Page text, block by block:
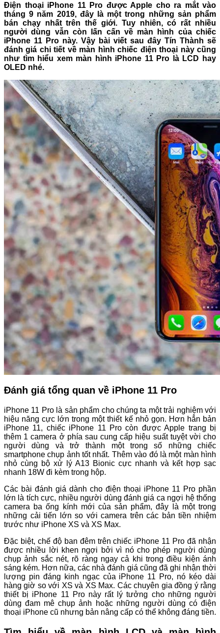
Điện thoại iPhone 11 Pro được Apple cho ra mắt vào
tháng 9 năm 2019, đây là một trong những sản phẩm
bán chạy nhất trên thế giới. Tuy nhiên, có rất nhiều
người dùng vẫn còn lấn cấn về màn hình của chiếc
iPhone 11 Pro này. Vậy bài viết sau đây Tín Thành sẽ
đánh giá chi tiết về màn hình chiếc điện thoại này cũng
như tìm hiểu xem màn hình iPhone 11 Pro là LCD hay
OLED nhé.
Đánh giá tổng quan về iPhone 11 Pro
iPhone 11 Pro là sản phẩm cho chúng ta một trải nghiệm với
hiệu năng cực lớn trong một thiết kế nhỏ gọn. Hơn hẳn bản
iPhone 11, chiếc iPhone 11 Pro còn được Apple trang bị
thêm 1 camera ở phía sau cung cấp hiệu suất tuyệt vời cho
người dùng và trở thành một trong số những chiếc
smartphone chụp ảnh tốt nhất. Thêm vào đó là một màn hình
nhỏ cùng bộ xử lý A13 Bionic cực nhanh và kết hợp sạc
nhanh 18W đi kèm trong hộp.
Các bài đánh giá dành cho điện thoại iPhone 11 Pro phần
lớn là tích cực, nhiều người dùng đánh giá ca ngợi hệ thống
camera ba ống kính mới của sản phẩm, đây là một trong
những cải tiến lớn so với camera trên các bản tiền nhiệm
trước như iPhone XS và XS Max.
Đặc biệt, chế độ ban đêm trên chiếc iPhone 11 Pro đã nhận
được nhiều lời khen ngợi bởi vì nó cho phép người dùng
chụp ảnh sắc nét, rõ ràng ngay cả khi trong điều kiện ánh
sáng kém. Hơn nữa, các nhà đánh giá cũng đã ghi nhận thời
lượng pin đáng kinh ngạc của iPhone 11 Pro, nó kéo dài
hàng giờ so với XS và XS Max. Các chuyên gia đồng ý rằng
thiết bị iPhone 11 Pro này rất lý tưởng cho những người
dùng đam mê chụp ảnh hoặc những người dùng có điện
thoại iPhone cũ nhưng bản nâng cấp có thể không đáng tiền.